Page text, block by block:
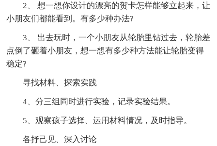
2、 想一想你设计的漂亮的贺卡怎样能够立起来，让
小朋友们都能看到。有多少种办法?
3、 出去玩时，一个小朋友从轮胎里钻过去，轮胎差
点倒了砸着小朋友，想一想有多少种方法能让轮胎变得
稳定?
寻找材料、探索实践
4、分三组同时进行实验，记录实验结果。
5、观察孩子选择、运用材料情况，及时指导。
各抒己见、深入讨论